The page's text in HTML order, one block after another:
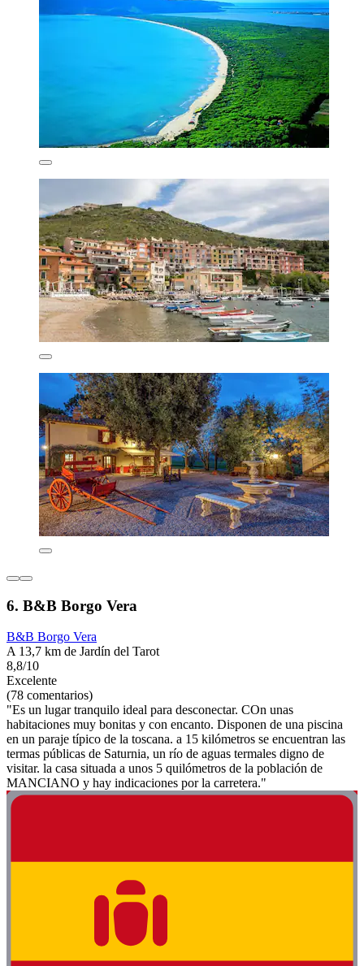
6. B&B Borgo Vera
B&B Borgo Vera
A 13,7 km de Jardín del Tarot
8,8/10
Excelente
(78 comentarios)
"Es un lugar tranquilo ideal para desconectar. COn unas
habitaciones muy bonitas y con encanto. Disponen de una piscina
en un paraje típico de la toscana. a 15 kilómetros se encuentran las
termas públicas de Saturnia, un río de aguas termales digno de
visitar. la casa situada a unos 5 quilómetros de la población de
MANCIANO y hay indicaciones por la carretera."